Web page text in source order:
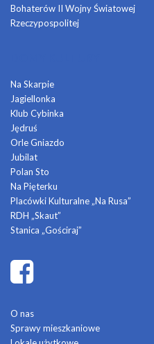
Bohaterów II Wojny Światowej
Rzeczypospolitej
Na Skarpie
Jagiellonka
Klub Cybinka
Jędruś
Orle Gniazdo
Jubilat
Polan Sto
Na Pięterku
Placówki Kulturalne „Na Rusa”
RDH „Skaut”
Stanica „Gościraj”
O nas
Sprawy mieszkaniowe